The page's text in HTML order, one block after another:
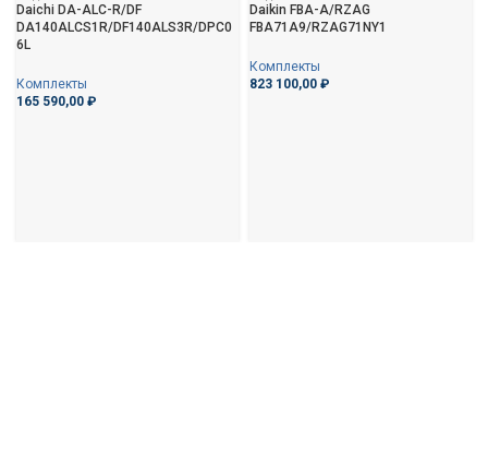
Daichi DA-ALC-R/DF
DA140ALCS1R/DF140ALS3R/DPC0
6L
Комплекты
165 590,00 ₽
Daikin FBA-A/RZAG
FBA71A9/RZAG71NY1
Комплекты
823 100,00 ₽